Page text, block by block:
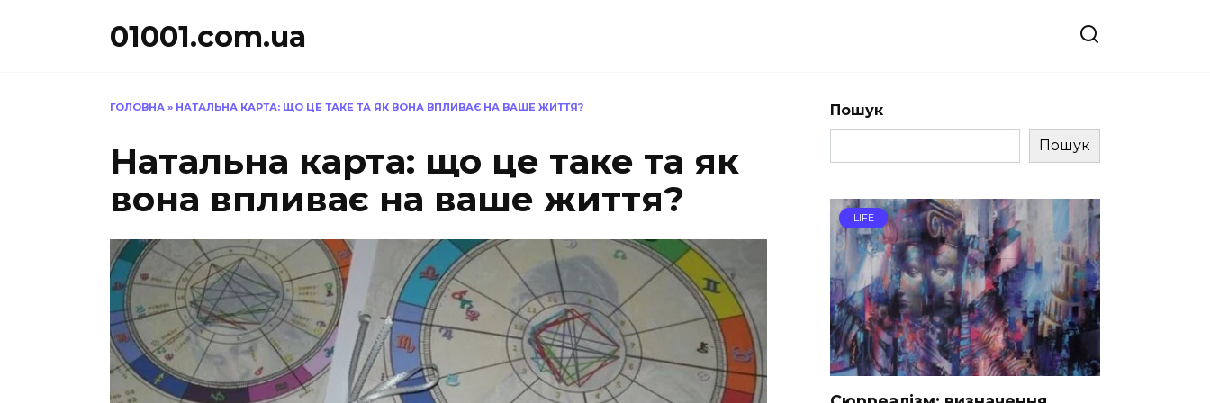
01001.com.ua
ГОЛОВНА » НАТАЛЬНА КАРТА: ЩО ЦЕ ТАКЕ ТА ЯК ВОНА ВПЛИВАЄ НА ВАШЕ ЖИТТЯ?
Натальна карта: що це таке та як
вона впливає на ваше життя?
Пошук
Пошук
LIFE